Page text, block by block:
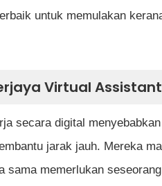
mengambil kursus
untuk memulakan
Virtual
secara digital
jarak jauh. Mereka
sama memerlukan